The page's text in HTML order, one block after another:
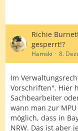
Richie
gesperrt!?
Hamski 8.
Im
Vorschriften". Hier
Sachbearbeiter
wann man zur
möglich, dass in
NRW. Das ist aber